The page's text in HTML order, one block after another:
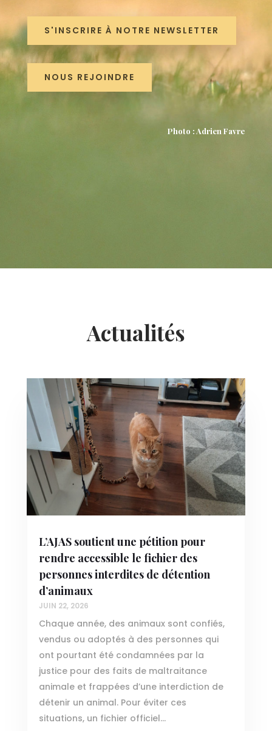
S'INSCRIRE À NOTRE NEWSLETTER
NOUS REJOINDRE
Photo : Adrien Favre
Actualités
L’AJAS soutient une pétition pour
rendre accessible le fichier des
personnes interdites de détention
d’animaux
JUIN 22, 2026
Chaque année, des animaux sont confiés,
vendus ou adoptés à des personnes qui
ont pourtant été condamnées par la
justice pour des faits de maltraitance
animale et frappées d’une interdiction de
détenir un animal. Pour éviter ces
situations, un fichier officiel...